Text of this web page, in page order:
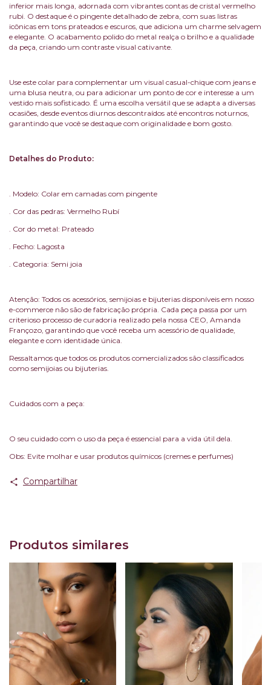
inferior mais longa, adornada com vibrantes contas de cristal vermelho
rubi. O destaque é o pingente detalhado de zebra, com suas listras
icônicas em tons prateados e escuros, que adiciona um charme selvagem
e elegante. O acabamento polido do metal realça o brilho e a qualidade
da peça, criando um contraste visual cativante.
Use este colar para complementar um visual casual-chique com jeans e
uma blusa neutra, ou para adicionar um ponto de cor e interesse a um
vestido mais sofisticado. É uma escolha versátil que se adapta a diversas
ocasiões, desde eventos diurnos descontraídos até encontros noturnos,
garantindo que você se destaque com originalidade e bom gosto.
Detalhes do Produto:
. Modelo: Colar em camadas com pingente
. Cor das pedras: Vermelho Rubí
. Cor do metal: Prateado
. Fecho: Lagosta
. Categoria: Semi joia
Atenção: Todos os acessórios, semijoias e bijuterias disponíveis em nosso
e-commerce não são de fabricação própria. Cada peça passa por um
criterioso processo de curadoria realizado pela nossa CEO, Amanda
Françozo, garantindo que você receba um acessório de qualidade,
elegante e com identidade única.
Ressaltamos que todos os produtos comercializados são classificados
como semijoias ou bijuterias.
Cuidados com a peça:
O seu cuidado com o uso da peça é essencial para a vida útil dela.
Obs: Evite molhar e usar produtos químicos (cremes e perfumes)
Compartilhar
Produtos similares